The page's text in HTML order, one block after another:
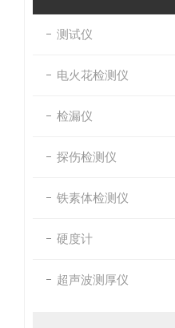
测试仪
电火花检测仪
检漏仪
探伤检测仪
铁素体检测仪
硬度计
超声波测厚仪